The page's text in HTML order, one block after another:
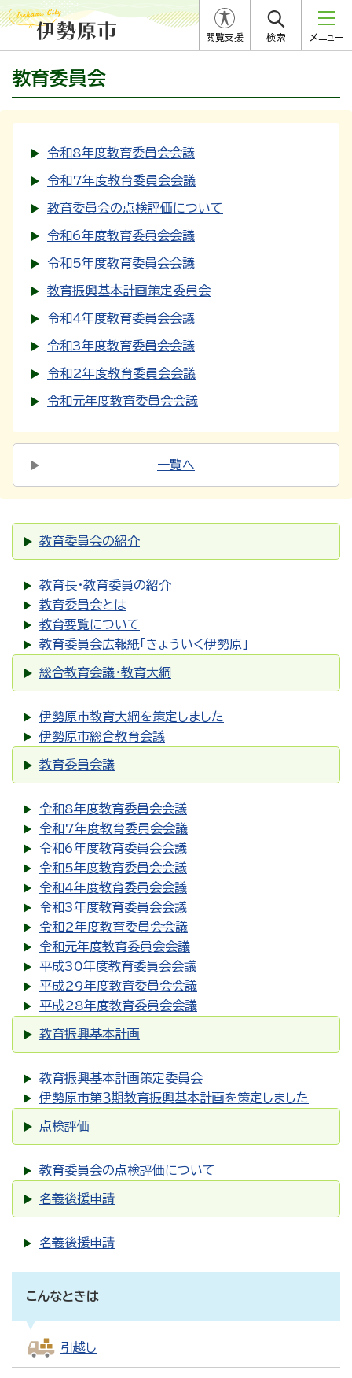
閲覧支援 検索 メニュー
教育委員会
令和8年度教育委員会会議
令和7年度教育委員会会議
教育委員会の点検評価について
令和6年度教育委員会会議
令和5年度教育委員会会議
教育振興基本計画策定委員会
令和4年度教育委員会会議
令和3年度教育委員会会議
令和2年度教育委員会会議
令和元年度教育委員会会議
一覧へ
教育委員会の紹介
教育長・教育委員の紹介
教育委員会とは
教育要覧について
教育委員会広報紙「きょういく伊勢原」
総合教育会議・教育大綱
伊勢原市教育大綱を策定しました
伊勢原市総合教育会議
教育委員会議
令和8年度教育委員会会議
令和7年度教育委員会会議
令和6年度教育委員会会議
令和5年度教育委員会会議
令和4年度教育委員会会議
令和3年度教育委員会会議
令和2年度教育委員会会議
令和元年度教育委員会会議
平成30年度教育委員会会議
平成29年度教育委員会会議
平成28年度教育委員会会議
教育振興基本計画
教育振興基本計画策定委員会
伊勢原市第３期教育振興基本計画を策定しました
点検評価
教育委員会の点検評価について
名義後援申請
名義後援申請
こんなときは
引越し